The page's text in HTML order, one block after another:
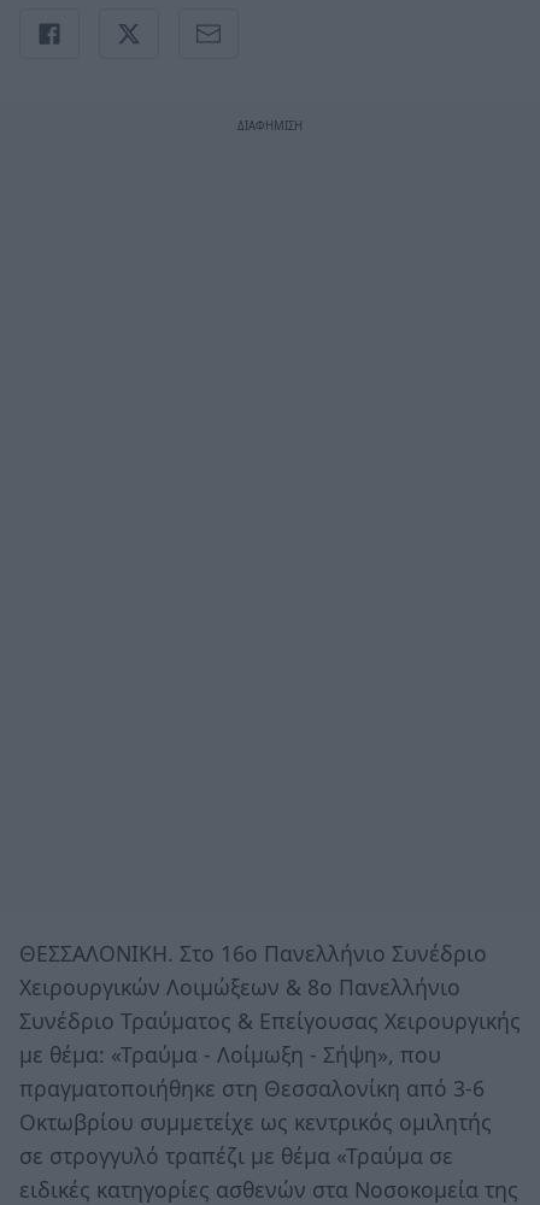
ΘΕΣΣΑΛΟΝΙΚΗ. Στο 16ο Πανελλήνιο Συνέδριο
Χειρουργικών Λοιμώξεων & 8o Πανελλήνιο
Συνέδριο Τραύματος & Επείγουσας Χειρουργικής
με θέμα: «Τραύμα - Λοίμωξη - Σήψη», που
πραγματοποιήθηκε στη Θεσσαλονίκη από 3-6
Οκτωβρίου συμμετείχε ως κεντρικός ομιλητής
σε στρογγυλό τραπέζι με θέμα «Τραύμα σε
ειδικές κατηγορίες ασθενών στα Νοσοκομεία της